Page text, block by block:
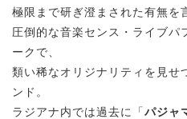
極限まで研ぎ澄まされた有無を
圧倒的な音楽センス・ライブパ
ークで、
類い稀なオリジナリティを見せ
ンド。
ラジアナ内では過去に「パジャ